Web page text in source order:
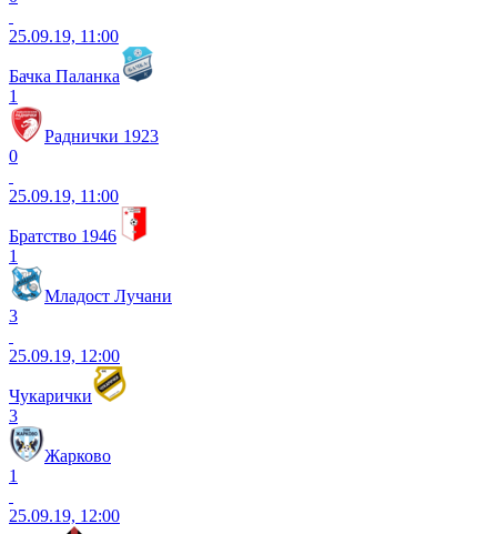
25.09.19, 11:00
Бачка Паланка
1
Раднички 1923
0
25.09.19, 11:00
Братство 1946
1
Младост Лучани
3
25.09.19, 12:00
Чукарички
3
Жарково
1
25.09.19, 12:00